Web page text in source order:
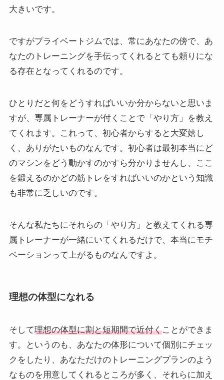
大きいです。
ですがプライベートジムでは、常にあなたの傍で、あ
なたのトレーニングを手伝ってくれるとても頼りにな
る存在となってくれるのです。
ひとりだと何をどうすればいいか分からないと思いま
すが、専属トレーナーが付くことで「やり方」を教え
てくれます。これって、初心者からすると大変嬉し
く、ありがたいものなんです。初心者は最初本当にど
のマシンをどう動かすのかすら分かりませんし、ここ
を鍛えるのかどの筋トレをすればいいのかという知識
も非常に乏しいのです。
そんな私たちにそれらの「やり方」と教えてくれる専
属トレーナーが一緒にいてくれるだけで、本当にモチ
ベーションって上がるものなんですよ。
理想の体型になれる
そして理想の体型に割と短期間で近付くことができま
す。というのも、あなたの体形について個別にチェッ
クをしたり、あなただけのトレーニングプランのよう
なものを用意してくれるところが多く、それらに加え